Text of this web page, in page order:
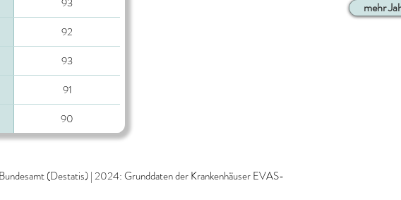
92
93
91
90
mehr
(Destatis) | 2024: Grunddaten der Krankenhäuser EVAS-